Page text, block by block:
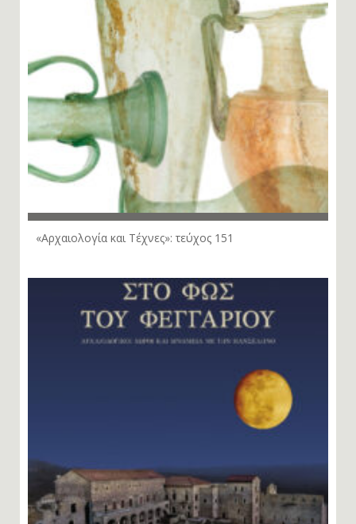
«Αρχαιολογία και Τέχνες»: τεύχος 151